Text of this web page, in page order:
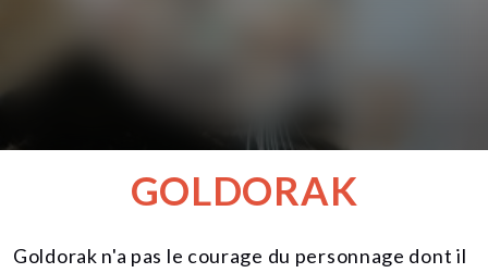
NOUS SOUTENIR
CONTACT
GOLDORAK
Goldorak n'a pas le courage du personnage dont il